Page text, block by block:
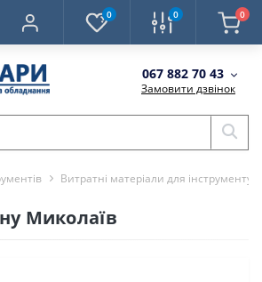
0 0 0
067 882 70 43
Замовити дзвінок
Витратні матеріали для інструменту
Миколаїв